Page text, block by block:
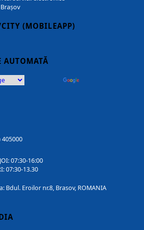
(MOBILEAPP)
AUTOMATĂ
405000
07:30-16:00
07:30-13.30
Bdul. Eroilor nr.8, Brasov, ROMANIA